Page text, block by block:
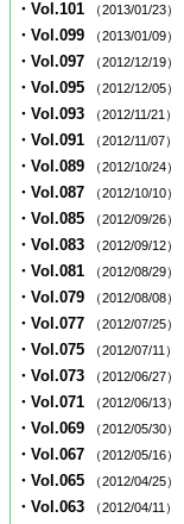
・Vol.101 （2013/01/23）
・Vol.099 （2013/01/09）
・Vol.097 （2012/12/19）
・Vol.095 （2012/12/05）
・Vol.093 （2012/11/21）
・Vol.091 （2012/11/07）
・Vol.089 （2012/10/24）
・Vol.087 （2012/10/10）
・Vol.085 （2012/09/26）
・Vol.083 （2012/09/12）
・Vol.081 （2012/08/29）
・Vol.079 （2012/08/08）
・Vol.077 （2012/07/25）
・Vol.075 （2012/07/11）
・Vol.073 （2012/06/27）
・Vol.071 （2012/06/13）
・Vol.069 （2012/05/30）
・Vol.067 （2012/05/16）
・Vol.065 （2012/04/25）
・Vol.063 （2012/04/11）